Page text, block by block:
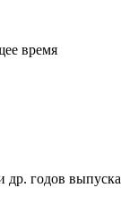
время
др. годов